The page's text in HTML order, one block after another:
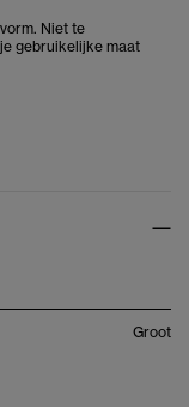
Niet te
gebruikelijke maat
Groot